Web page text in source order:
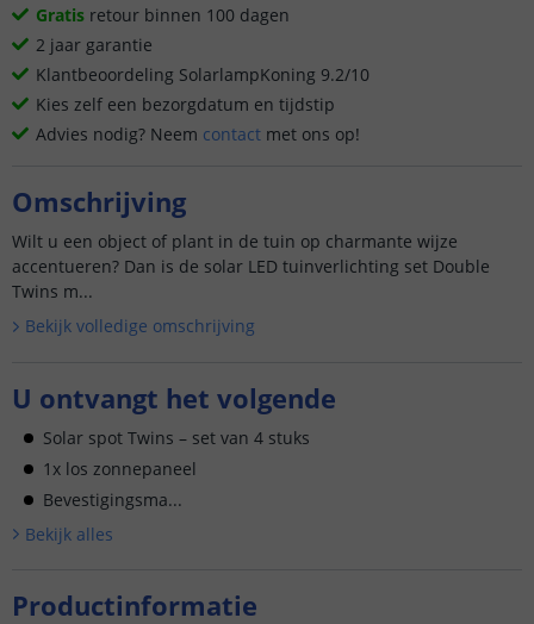
Gratis retour binnen 100 dagen
2 jaar garantie
Klantbeoordeling SolarlampKoning 9.2/10
Kies zelf een bezorgdatum en tijdstip
Advies nodig? Neem contact met ons op!
Omschrijving
Wilt u een object of plant in de tuin op charmante wijze
accentueren? Dan is de solar LED tuinverlichting set Double
Twins m...
Bekijk volledige omschrijving
U ontvangt het volgende
Solar spot Twins – set van 4 stuks
1x los zonnepaneel
Bevestigingsma...
Bekijk alles
Productinformatie